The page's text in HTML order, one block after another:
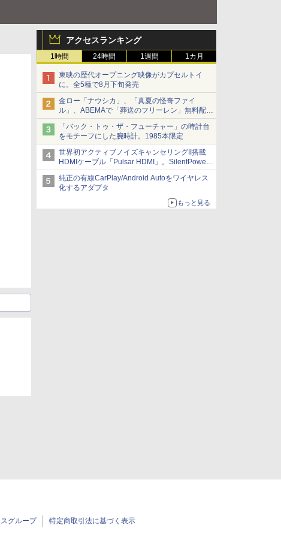
アクセスランキング
1時間 24時間 1週間 1カ月
東映の歴代オープニング映像がカプセルトイ
に。全5種で8月下旬発売
金ロー「ナウシカ」、「真夏の怪奇ファイ
ル」、ABEMAで「葬送のフリーレン」無料配信
など。夏の特番・配信情報
「バック・トゥ・ザ・フューチャー」の時計台
をモチーフにした腕時計。1985本限定
世界初アクティブノイズキャンセリングII搭載
HDMIケーブル「Pulsar HDMI」。SilentPower
から
純正の有線CarPlay/Android Autoをワイヤレス
化するアダプタ
もっと見る
グループ 特定商取引法に基づく表示